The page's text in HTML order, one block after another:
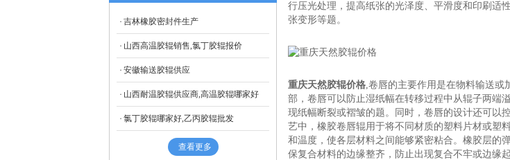
行压光处理，提高纸张的光泽度、平滑度和印刷适
张变形等题。
重庆天然胶辊价格,卷唇的主要作用是在物料输送或
部，卷唇可以防止湿纸幅在转移过程中从辊子两端
现纸幅断裂或褶皱的题。同时，卷唇的设计还可以
艺中，橡胶卷唇辊用于将不同材质的塑料片材或塑
和温度，使各层材料之间能够紧密粘合。橡胶层的
保复合材料的边缘整齐，防止出现复合不牢或边缘起
吉林橡胶密封件生产
山西高温胶辊销售,氯丁胶辊报价
安徽输送胶辊供应
山西耐温胶辊供应商,高温胶辊哪家好
氯丁胶辊哪家好,乙丙胶辊批发
查看更多